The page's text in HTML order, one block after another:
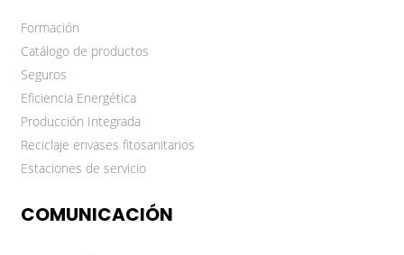
Formación
Catálogo de productos
Seguros
Eficiencia Energética
Producción Integrada
Reciclaje envases fitosanitarios
Estaciones de servicio
COMUNICACIÓN